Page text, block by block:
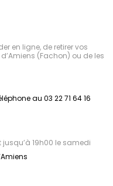
en ligne, de retirer vos
(Fachon) ou de les
au 03 22 71 64 16
19h00 le samedi